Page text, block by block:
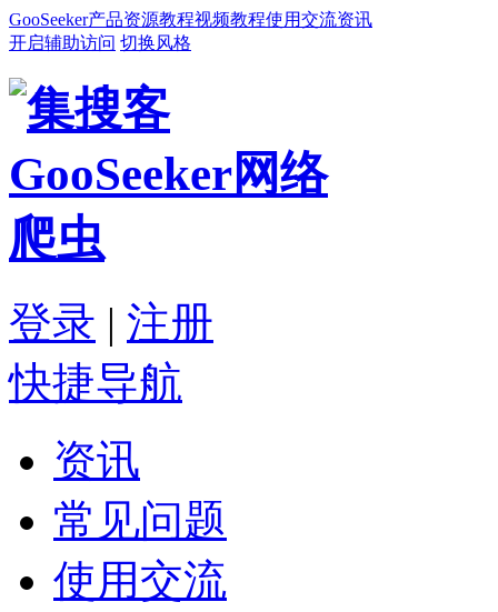
GooSeeker产品资源教程视频教程使用交流资讯
开启辅助访问 切换风格
登录 | 注册
快捷导航
资讯
常见问题
使用交流